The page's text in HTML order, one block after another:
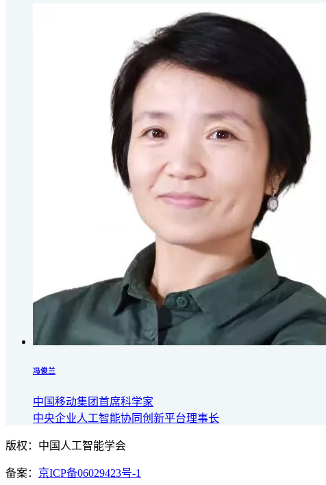
冯俊兰
中国移动集团首席科学家
中央企业人工智能协同创新平台理事长
版权：中国人工智能学会
备案： 京ICP备06029423号-1